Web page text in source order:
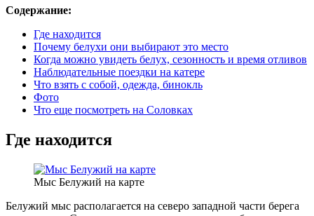
Содержание:
Где находится
Почему белухи они выбирают это место
Когда можно увидеть белух, сезонность и время отливов
Наблюдательные поездки на катере
Что взять с собой, одежда, бинокль
Фото
Что еще посмотреть на Соловках
Где находится
Мыс Белужий на карте
Белужий мыс располагается на северо западной части берега